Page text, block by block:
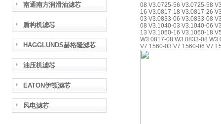
南通南方润滑油滤芯
盾构机滤芯
HAGGLUNDS赫格隆滤芯
油压机滤芯
EATON伊顿滤芯
风电滤芯
08 V3.0725-56 V3.0725-58
16 V3.0817-18 V3.0817-26
03 V3.0833-06 V3.0833-08
08 V3.1040-03 V3.1040-06
13 V3.1060-16 V3.1060-18
W3.0817-08 W3.0833-08
V7.1560-03 V7.1560-06